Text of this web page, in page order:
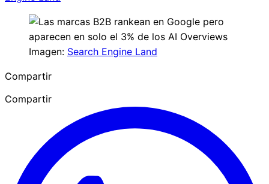
Imagen: Search Engine Land
Compartir
Compartir